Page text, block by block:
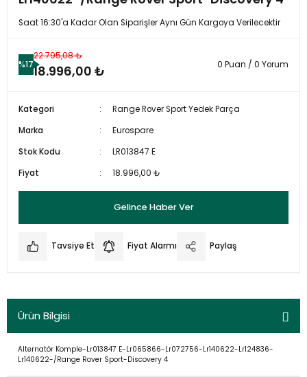
Saat 16:30'a Kadar Olan Siparişler Aynı Gün Kargoya Verilecektir
%17
22.795,08 ₺
18.996,00 ₺ 0 Puan / 0 Yorum
Kategori
Range Rover Sport Yedek Parça
Marka
Eurospare
Stok Kodu
LR013847 E
Fiyat
18.996,00 ₺
Gelince Haber Ver
Tavsiye Et Fiyat Alarmı Paylaş
Ürün Bilgisi
Alternatör Komple-Lr013847 E-Lr065866-Lr072756-Lr140622-Lr124836-
Lr140622-/Range Rover Sport-Discovery 4